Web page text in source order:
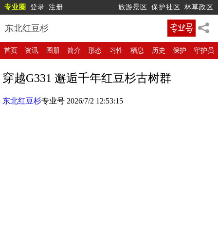
专业圈 登录 注册 旅游景区 保护社区 林草政区
东北红豆杉
首页 资讯 图册 简介 形态 习性 栖息 历史 保护 守护员
穿越G331 邂逅千年红豆杉古树群
东北红豆杉专业号 2026/7/2 12:53:15